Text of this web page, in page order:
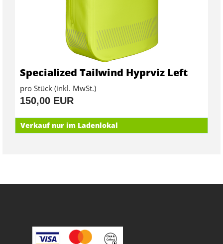
Specialized Tailwind Hyprviz Left
pro Stück (inkl. MwSt.)
150,00 EUR
Verkauf nur im Ladenlokal